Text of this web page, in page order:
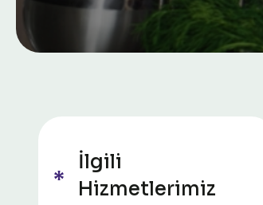
İlgili
Hizmetlerimiz